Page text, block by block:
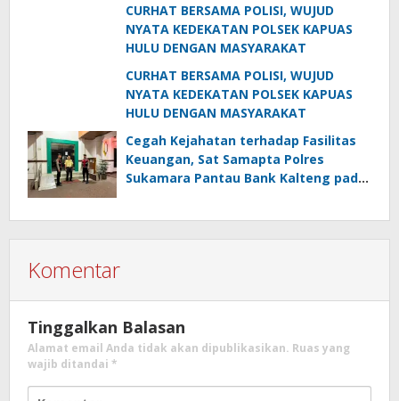
CURHAT BERSAMA POLISI, WUJUD
NYATA KEDEKATAN POLSEK KAPUAS
HULU DENGAN MASYARAKAT
CURHAT BERSAMA POLISI, WUJUD
NYATA KEDEKATAN POLSEK KAPUAS
HULU DENGAN MASYARAKAT
Cegah Kejahatan terhadap Fasilitas
Keuangan, Sat Samapta Polres
Sukamara Pantau Bank Kalteng pada
Komentar
Tinggalkan Balasan
Alamat email Anda tidak akan dipublikasikan. Ruas yang
wajib ditandai *